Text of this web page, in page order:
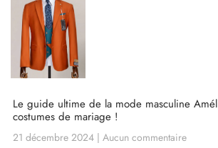
Le guide ultime de la mode masculine
costumes de mariage !
21 décembre 2024 Aucun commentaire